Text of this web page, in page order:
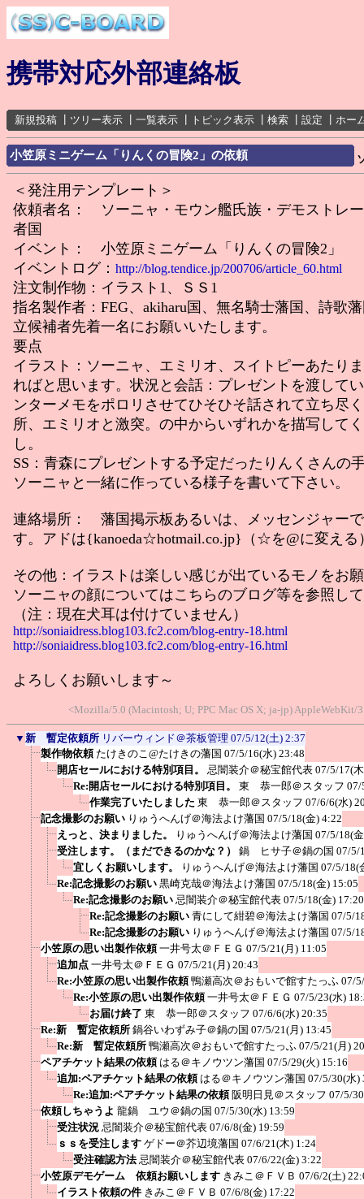
携帯対応外部連絡板
新規投稿 ツリー表示 一覧表示 トピック表示 検索 設定 ホー
小笠原ミニゲーム「りんくの冒険2」の依頼
＜発注用テンプレート＞
依頼者名： ソーニャ・モウン艦氏族・デモストレ
者国
イベント： 小笠原ミニゲーム「りんくの冒険2」
イベントログ： http://blog.tendice.jp/200706/article_60.html
注文制作物：イラスト1、ＳＳ1
指名製作者：FEG、akiharu国、無名騎士藩国、詩歌
立候補者先着一名にお願いいたします。
要点
イラスト：ソーニャ、エミリオ、スイトピーあたり
ればと思います。状況と会話：プレゼントを渡して
ンターメモをポロリさせてひそひそ話されて立ち尽
所、エミリオと激突。の中からいずれかを描写して
し。
SS：青森にプレゼントする予定だったりんくさんの
ソーニャと一緒に作っている様子を書いて下さい。
連絡場所： 藩国掲示板あるいは、メッセンジャー
す。アドは{kanoeda☆hotmail.co.jp}（☆を@に変える
その他：イラストは楽しい感じが出ているモノをお
ソーニャの顔についてはこちらのブログ等を参照し
（注：現在犬耳は付けていません）
http://soniaidress.blog103.fc2.com/blog-entry-18.html
http://soniaidress.blog103.fc2.com/blog-entry-16.html
よろしくお願いします～
<Mozilla/5.0 (Macintosh; U; PPC Mac OS X; ja-jp)
▼ 新 暫定依頼所 リバーウィンド＠茶板管理 07/5/12(土) 2:37
製作物依頼 たけきのこ@たけきの藩国 07/5/16(水) 23:48
開店セールにおける特別項目。
忌闇装介＠秘宝館代表 07/5/17(
Re:開店セールにおける特別項目。
東 恭一郎＠スタッフ 07/
作業完了いたしました 東 恭一郎＠スタッフ 07/6/6(水)
記念撮影のお願い りゅうへんげ＠海法よけ藩国 07/5/18(金) 4:22
えっと、決まりました。
りゅうへんげ＠海法よけ藩国 07/5/18(
受注します。（まだできるのかな？）
鍋 ヒサ子＠鍋の国 07/5/
宜しくお願いします。
りゅうへんげ＠海法よけ藩国 07/5/18(
Re:記念撮影のお願い 黒崎克哉＠海法よけ藩国 07/5/18(金) 15:05
Re:記念撮影のお願い 忌闇装介＠秘宝館代表 07/5/18(金) 17:20
Re:記念撮影のお願い 青にして紺碧＠海法よけ藩国 07/5/
Re:記念撮影のお願い りゅうへんげ＠海法よけ藩国 07/5/
小笠原の思い出製作依頼 一井号太＠ＦＥＧ 07/5/21(月) 11:05
追加点 一井号太＠ＦＥＧ 07/5/21(月) 20:43
Re:小笠原の思い出製作依頼 鴨瀬高次＠おもいで館すたっふ 07/
Re:小笠原の思い出製作依頼 一井号太＠ＦＥＧ 07/5/23(水)
お届け終了 東 恭一郎＠スタッフ 07/6/6(水) 20:35
Re:新 暫定依頼所 鍋谷いわずみ子＠鍋の国 07/5/21(月) 13:45
Re:新 暫定依頼所 鴨瀬高次＠おもいで館すたっふ 07/5/21(月)
ペアチケット結果の依頼 はる＠キノウツン藩国 07/5/29(火) 15:16
追加:ペアチケット結果の依頼 はる＠キノウツン藩国 07/5/30(水)
Re:追加:ペアチケット結果の依頼 阪明日見＠スタッフ 07/5/
依頼しちゃうよ 龍鍋 ユウ＠鍋の国 07/5/30(水) 13:59
受注状況 忌闇装介＠秘宝館代表 07/6/8(金) 19:59
ｓｓを受注します ゲドー＠芥辺境藩国 07/6/21(木) 1:24
受注確認方法 忌闇装介＠秘宝館代表 07/6/22(金) 3:22
小笠原デモゲーム 依頼お願いします きみこ＠ＦＶＢ 07/6/2(土)
イラスト依頼の件 きみこ＠ＦＶＢ 07/6/8(金) 17:22